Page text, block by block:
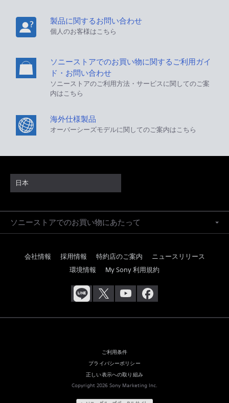
製品に関するお問い合わせ
個人のお客様はこちら
ソニーストアでのお買い物に関するご利用ガイ
ド・お問い合わせ
ソニーストアのご利用方法・サービスに関してのご案
内はこちら
海外仕様製品
オーバーシーズモデルに関してのご案内はこちら
日本
ソニーストアでのお買い物にあたって
会社情報 採用情報 特約店のご案内
ニュースリリース
環境情報
My Sony 利用規約
ご利用条件
プライバシーポリシー
正しい表示への取り組み
Copyright 2026 Sony Marketing Inc.